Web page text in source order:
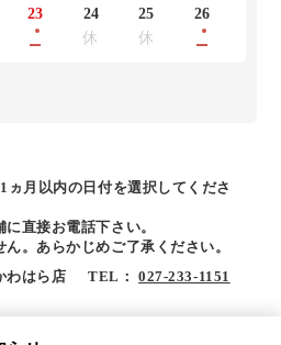
23
24
休
25
休
26
月以内の日付を選択してくださ
直接お電話下さい。
。あらかじめご了承ください。
わはら店
TEL：027-233-1151